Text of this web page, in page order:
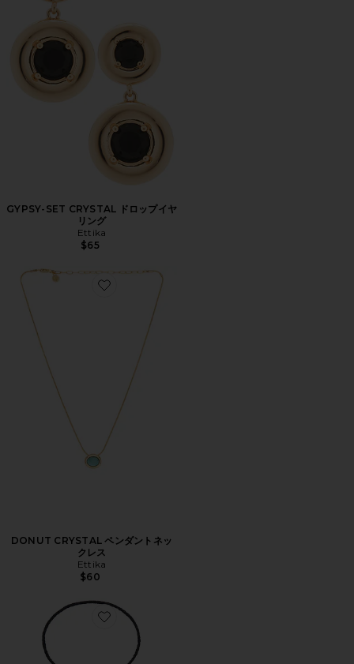
GYPSY-SET CRYSTAL ドロップイヤ
リング
Ettika
$65
Favorite DONUT CRYSTAL ペンダントネックレス
DONUT CRYSTAL ペンダントネッ
クレス
Ettika
$60
Favorite MARIE レザーラリアットネックレス